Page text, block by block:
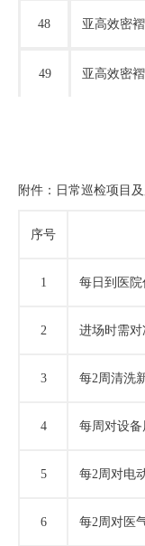
48 亚高效密
49 亚高效密
附件：日常巡检项目
序号
1 每日到医
2 进场时需对
3 每2周清洗
4 每周对设
5 每2周对电
6 每2周对医